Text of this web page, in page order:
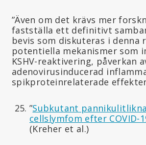
”Även om det krävs mer
fastställa ett definitivt
bevis som diskuteras i denna
potentiella mekanismer som
KSHV-reaktivering, påverkan
adenovirusinducerad
spikproteinrelaterade
”Subkutant
cellslymfom efter COVID-
(Kreher et al.)